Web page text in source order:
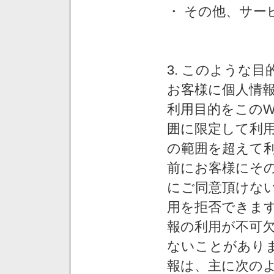
・ その他、サ
3. このような目
お客様に個人情
利用目的をこの
囲に限定して利
の範囲を超えて
前にお客様にそ
にご同意頂けな
用を拒否できま
報の利用が不可
ないことがあり
報は、主に次の